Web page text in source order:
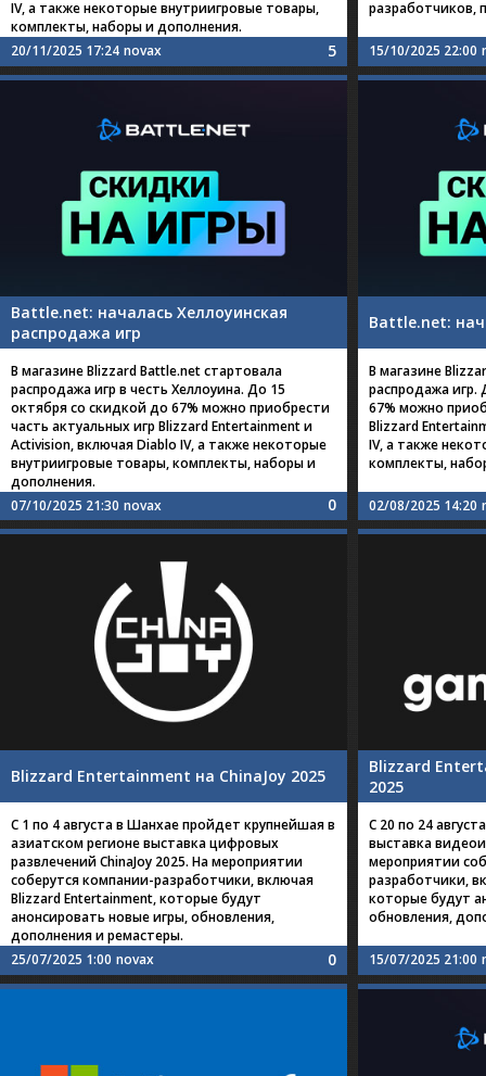
IV, а также некоторые внутриигровые товары,
комплекты, наборы и дополнения.
20/11/2025 17:24 novax 5
разработчиков,
15/10/2025 22:00
Battle.net: началась Хеллоуинская
распродажа игр
В магазине Blizzard Battle.net стартовала
распродажа игр в честь Хеллоуина. До 15
октября со скидкой до 67% можно приобрести
часть актуальных игр Blizzard Entertainment и
Activision, включая Diablo IV, а также некоторые
внутриигровые товары, комплекты, наборы и
дополнения.
07/10/2025 21:30 novax 0
Battle.net:
В магазине
распродажа игр.
67% можно
Blizzard
IV, а также
комплекты,
02/08/2025 14:20
Blizzard Entertainment на ChinaJoy 2025
C 1 по 4 августа в Шанхае пройдет крупнейшая в
азиатском регионе выставка цифровых
развлечений ChinaJoy 2025. На мероприятии
соберутся компании-разработчики, включая
Blizzard Entertainment, которые будут
анонсировать новые игры, обновления,
дополнения и ремастеры.
25/07/2025 1:00 novax 0
Blizzard
2025
C 20 по 24
выставка
мероприятии
разработчики,
которые будут
обновления,
15/07/2025 21:00